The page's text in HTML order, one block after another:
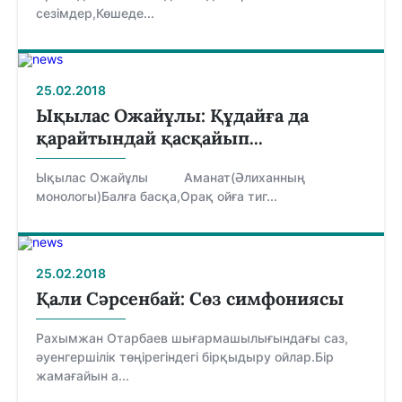
сезімдер,Көшеде...
25.02.2018
Ықылас Ожайұлы: Құдайға да
қарайтындай қасқайып...
Ықылас Ожайұлы Аманат(Әлиханның
монологы)Балға басқа,Орақ ойға тиг...
25.02.2018
Қали Сәрсенбай: Сөз симфониясы
Рахымжан Отарбаев шығармашылығындағы саз,
әуенгершілік төңірегіндегі бірқыдыру ойлар.Бір
жамағайын а...